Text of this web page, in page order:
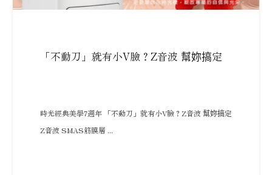
「不動刀」就有小V臉？Z音波 幫妳搞定
時光經典美學7週年 「不動刀」就有小V臉？Z音波 幫妳搞定
Z音波 SMAS筋膜層 ...